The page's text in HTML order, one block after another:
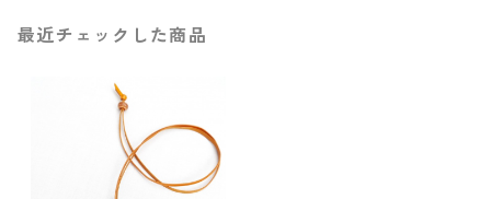
最近チェックした商品